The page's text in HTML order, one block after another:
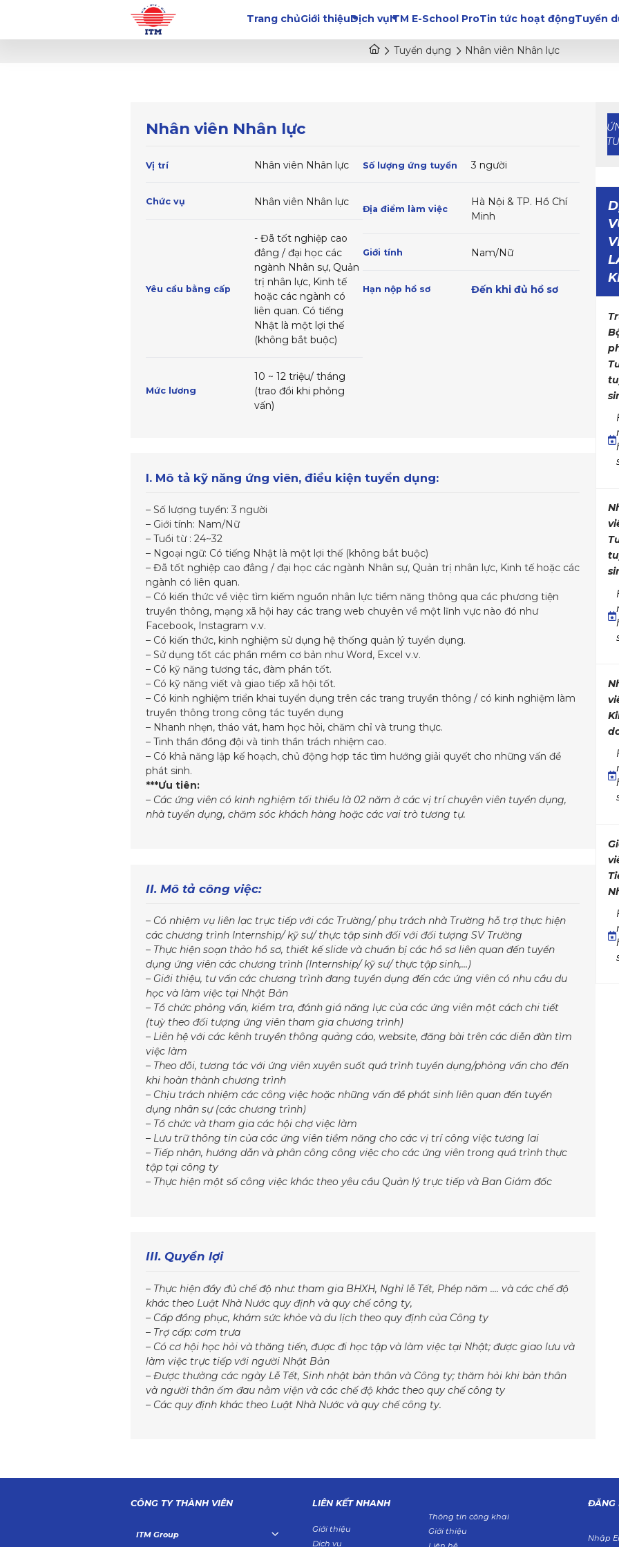
Trang chủGiới thiệuDịch vụITM E-School ProTin tức hoạt độngTuyển
Tuyển dụng Nhân viên Nhân lực
Nhân viên Nhân lực
Vị trí Nhân viên Nhân lực
Chức vụ Nhân viên Nhân lực
Yêu cầu bằng cấp
- Đã tốt nghiệp cao
đẳng / đại học các
ngành Nhân sự, Quản
trị nhân lực, Kinh tế
hoặc các ngành có
liên quan. Có tiếng
Nhật là một lợi thế
(không bắt buộc)
Mức lương
10 ~ 12 triệu/ tháng
(trao đổi khi phỏng
vấn)
Số lượng ứng tuyển 3 người
Địa điểm làm việc
Hà Nội & TP. Hồ Chí
Minh
Giới tính Nam/Nữ
Hạn nộp hồ sơ Đến khi đủ hồ sơ
I. Mô tả kỹ năng ứng viên, điều kiện tuyển dụng:
– Số lượng tuyển: 3 người
– Giới tính: Nam/Nữ
– Tuổi từ : 24~32
– Ngoại ngữ: Có tiếng Nhật là một lợi thế (không bắt buộc)
– Đã tốt nghiệp cao đẳng / đại học các ngành Nhân sự, Quản trị nhân lực, Kinh tế hoặc các
ngành có liên quan.
– Có kiến thức về việc tìm kiếm nguồn nhân lực tiềm năng thông qua các phương tiện
truyền thông, mạng xã hội hay các trang web chuyên về một lĩnh vực nào đó như
Facebook, Instagram v.v.
– Có kiến thức, kinh nghiệm sử dụng hệ thống quản lý tuyển dụng.
– Sử dụng tốt các phần mềm cơ bản như Word, Excel v.v.
– Có kỹ năng tương tác, đàm phán tốt.
– Có kỹ năng viết và giao tiếp xã hội tốt.
– Có kinh nghiệm triển khai tuyển dụng trên các trang truyền thông / có kinh nghiệm làm
truyền thông trong công tác tuyển dụng
– Nhanh nhẹn, tháo vát, ham học hỏi, chăm chỉ và trung thực.
– Tinh thần đồng đội và tinh thần trách nhiệm cao.
– Có khả năng lập kế hoạch, chủ động hợp tác tìm hướng giải quyết cho những vấn đề
phát sinh.
***Ưu tiên:
– Các ứng viên có kinh nghiệm tối thiểu là 02 năm ở các vị trí chuyên viên tuyển dụng,
nhà tuyển dụng, chăm sóc khách hàng hoặc các vai trò tương tự.
II. Mô tả công việc:
– Có nhiệm vụ liên lạc trực tiếp với các Trường/ phụ trách nhà Trường hỗ trợ thực hiện
các chương trình Internship/ kỹ sư/ thực tập sinh đối với đối tượng SV Trường
– Thực hiện soạn thảo hồ sơ, thiết kế slide và chuẩn bị các hồ sơ liên quan đến tuyển
dụng ứng viên các chương trình (Internship/ kỹ sư/ thực tập sinh,…)
– Giới thiệu, tư vấn các chương trình đang tuyển dụng đến các ứng viên có nhu cầu du
học và làm việc tại Nhật Bản
– Tổ chức phỏng vấn, kiểm tra, đánh giá năng lực của các ứng viên một cách chi tiết
(tuỳ theo đối tượng ứng viên tham gia chương trình)
– Liên hệ với các kênh truyền thông quảng cáo, website, đăng bài trên các diễn đàn tìm
việc làm
– Theo dõi, tương tác với ứng viên xuyên suốt quá trình tuyển dụng/phỏng vấn cho đến
khi hoàn thành chương trình
– Chịu trách nhiệm các công việc hoặc những vấn đề phát sinh liên quan đến tuyển
dụng nhân sự (các chương trình)
– Tổ chức và tham gia các hội chợ việc làm
– Lưu trữ thông tin của các ứng viên tiềm năng cho các vị trí công việc tương lai
– Tiếp nhận, hướng dẫn và phân công công việc cho các ứng viên trong quá trình thực
tập tại công ty
– Thực hiện một số công việc khác theo yêu cầu Quản lý trực tiếp và Ban Giám đốc
III. Quyền lợi
– Thực hiện đầy đủ chế độ như: tham gia BHXH, Nghỉ lễ Tết, Phép năm …. và các chế độ
khác theo Luật Nhà Nước quy định và quy chế công ty,
– Cấp đồng phục, khám sức khỏe và du lịch theo quy định của Công ty
– Trợ cấp: cơm trưa
– Có cơ hội học hỏi và thăng tiến, được đi học tập và làm việc tại Nhật; được giao lưu và
làm việc trực tiếp với người Nhật Bản
– Được thưởng các ngày Lễ Tết, Sinh nhật bản thân và Công ty; thăm hỏi khi bản thân
và người thân ốm đau nằm viện và các chế độ khác theo quy chế công ty
– Các quy định khác theo Luật Nhà Nước và quy chế công ty.
CÔNG TY THÀNH VIÊN
ITM Group
LIÊN KẾT NHANH
Giới thiệu
Dịch vụ
Thông tin công khai
Giới thiệu
ĐĂNG
Nhập